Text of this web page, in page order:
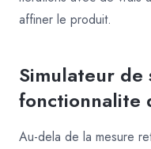
affiner le produit.
Simulateur de
fonctionnalite
Au-dela de la mesure